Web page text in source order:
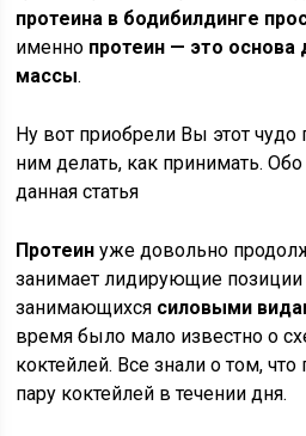
протеина в бодибилдинге
именно протеин — это
массы.
Ну вот приобрели Вы этот
ним делать, как принимать.
данная статья
Протеин уже довольно
занимает лидирующие
занимающихся силовыми
время было мало известно о
коктейлей. Все знали о том,
пару коктейлей в течении дня.